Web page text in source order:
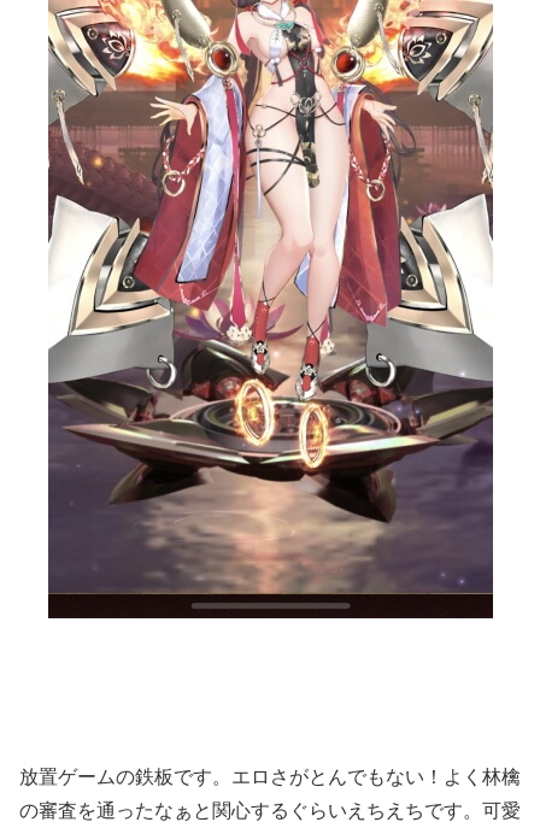
放置ゲームの鉄板です。エロさがとんでもない！よく林檎
の審査を通ったなぁと関心するぐらいえちえちです。可愛